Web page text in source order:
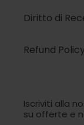
Diritto di
Refund
Iscriviti alla
su offerte e